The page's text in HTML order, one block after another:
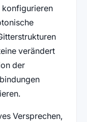
verändert
der
Versprechen,